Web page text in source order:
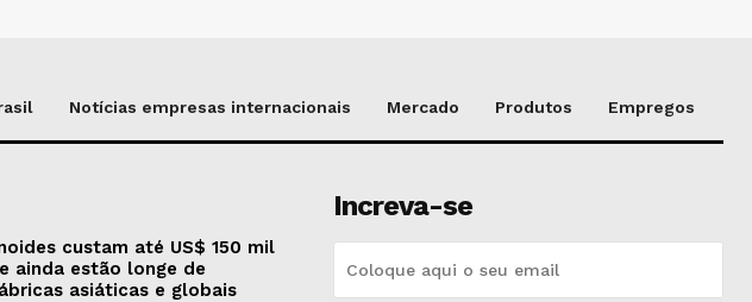
Notícias empresas internacionais Mercado Produtos Empregos
custam até US$ 150 mil
ainda estão longe de
asiáticas e globais
Increva-se